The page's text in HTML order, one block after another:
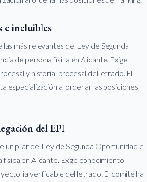
e incluibles
las más relevantes del Ley de Segunda
de persona física en Alicante. Exige
y historial procesal del letrado. El
especialización al ordenar las posiciones
del EPI
un pilar del Ley de Segunda Oportunidad e
física en Alicante. Exige conocimiento
verificable del letrado. El comité ha